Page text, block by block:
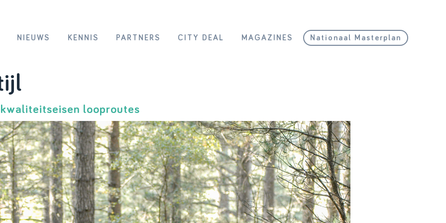
NIEUWS KENNIS PARTNERS CITY DEAL MAGAZINES Nationaal Masterplan
looproutes